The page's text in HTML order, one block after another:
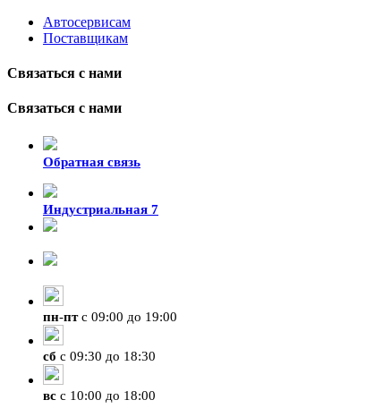
Автосервисам
Поставщикам
Связаться с нами
Связаться с нами
Обратная связь
Индустриальная 7
пн-птс 09:00 до 19:00
сб с 09:30 до 18:30
вс с 10:00 до 18:00